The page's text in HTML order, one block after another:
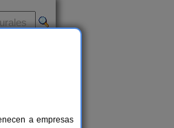
a empresas